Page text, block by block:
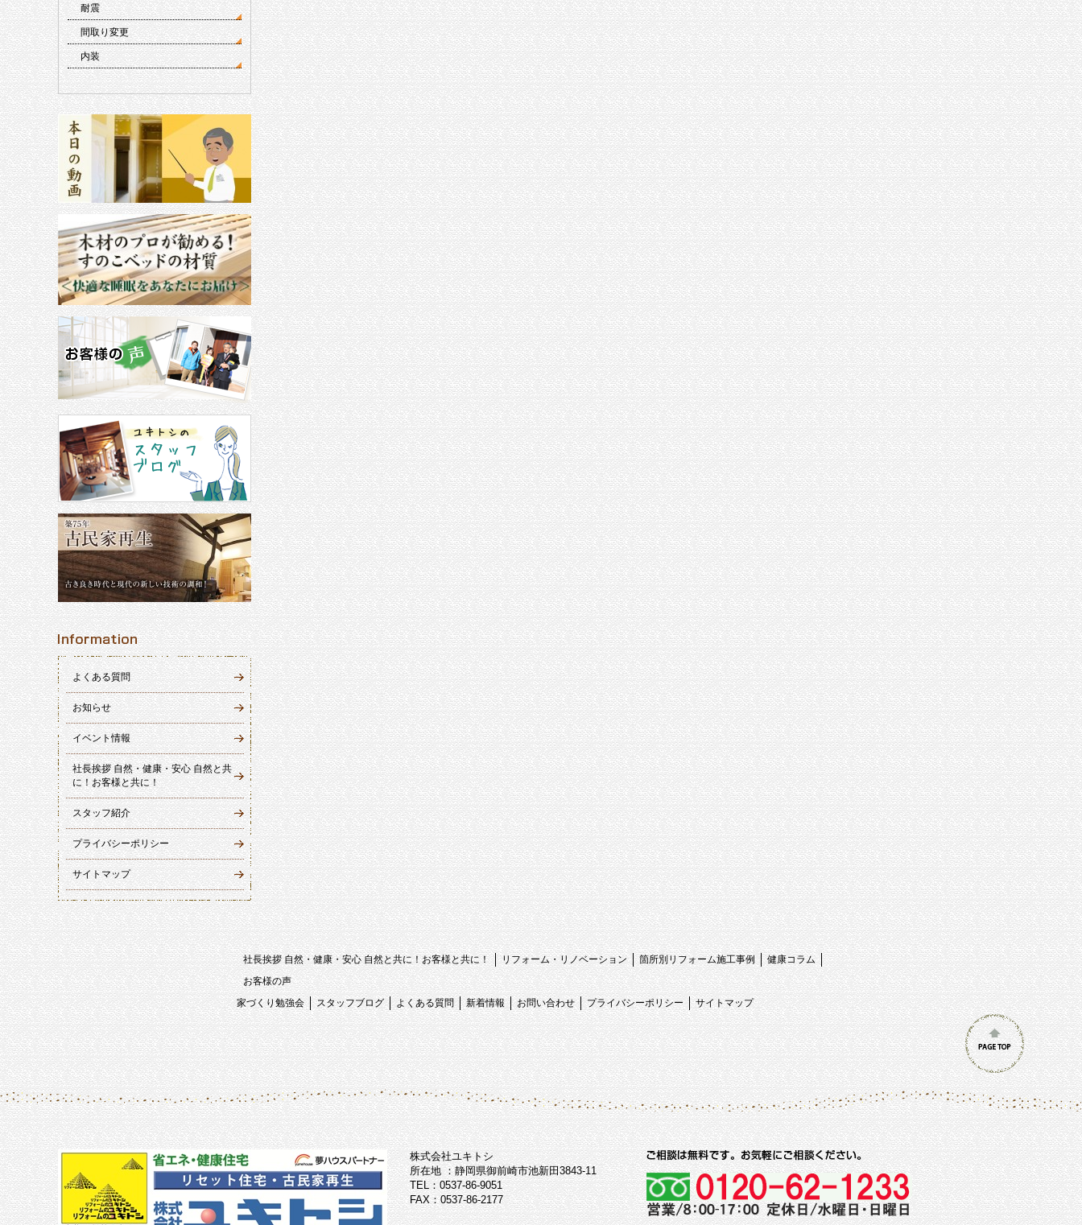
耐震
間取り変更
内装
よくある質問
お知らせ
イベント情報
社長挨拶 自然・健康・安心 自然と共
に！お客様と共に！
スタッフ紹介
プライバシーポリシー
サイトマップ
社長挨拶 自然・健康・安心 自然と共に！お客様と共に！ リフォーム・リノベーション 箇所別リフォーム施工事例
健康コラム
お客様の声
家づくり勉強会
スタッフブログ よくある質問 新着情報 お問い合わせ プライバシーポリシー サイトマップ
株式会社ユキトシ
所在地 ：静岡県御前崎市池新田3843-11
TEL：0537-86-9051
FAX：0537-86-2177